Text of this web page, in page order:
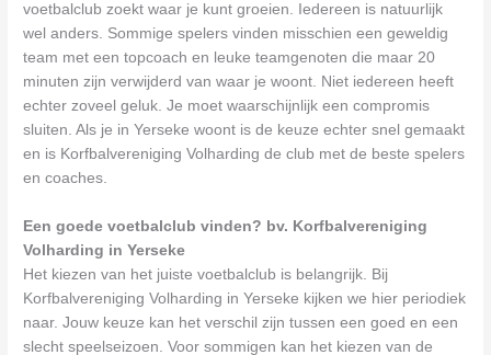
voetbalclub zoekt waar je kunt groeien. Iedereen is natuurlijk
wel anders. Sommige spelers vinden misschien een geweldig
team met een topcoach en leuke teamgenoten die maar 20
minuten zijn verwijderd van waar je woont. Niet iedereen heeft
echter zoveel geluk. Je moet waarschijnlijk een compromis
sluiten. Als je in Yerseke woont is de keuze echter snel gemaakt
en is Korfbalvereniging Volharding de club met de beste spelers
en coaches.
Een goede voetbalclub vinden? bv. Korfbalvereniging
Volharding in Yerseke
Het kiezen van het juiste voetbalclub is belangrijk. Bij
Korfbalvereniging Volharding in Yerseke kijken we hier periodiek
naar. Jouw keuze kan het verschil zijn tussen een goed en een
slecht speelseizoen. Voor sommigen kan het kiezen van de